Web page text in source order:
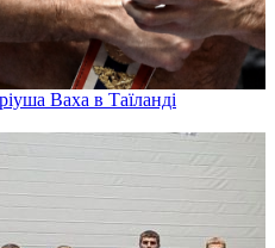
Ваха в Таїланді